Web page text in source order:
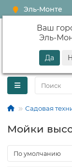
Эль-Монте
Ваш
Эль-
Садовая
Мойки